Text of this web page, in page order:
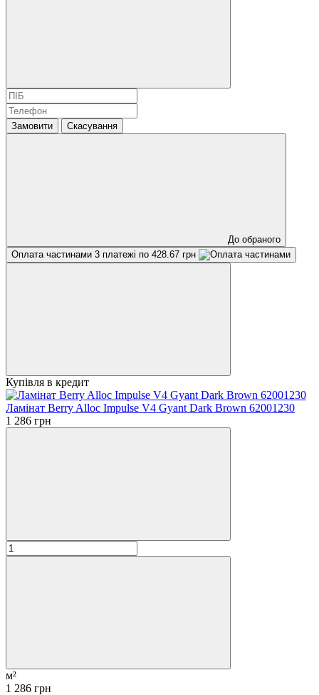
Замовити Скасування
До обраного
Оплата частинами 3 платежі по 428.67 грн
Купівля в кредит
Ламінат Berry Alloc Impulse V4 Gyant Dark Brown 62001230
1 286 грн
м²
1 286 грн